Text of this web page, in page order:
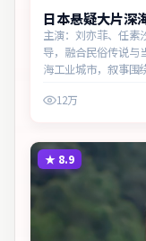
日本悬疑大片深
主演：刘亦菲、任
导，融合民俗传说与
海工业城市，叙事围
意义。
12万
★ 8.9